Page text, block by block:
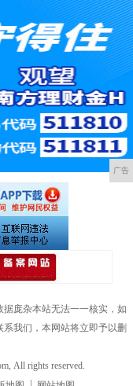
广告
庞杂本站无法一一核实，如
我们，本网站将立即予以删
All rights reserved.